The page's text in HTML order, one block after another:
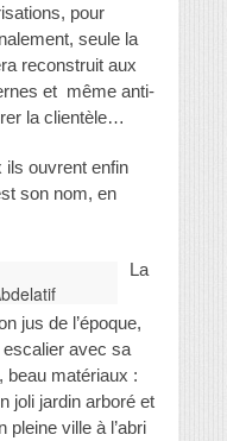
pour
seule la
reconstruit aux
et même anti-
la clientèle…
ils ouvrent enfin
son nom, en
La
jus de l’époque,
avec sa
beau matériaux :
joli jardin arboré et
pleine ville à l’abri